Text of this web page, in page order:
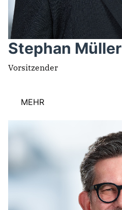
Stephan Müller
Vorsitzender
MEHR